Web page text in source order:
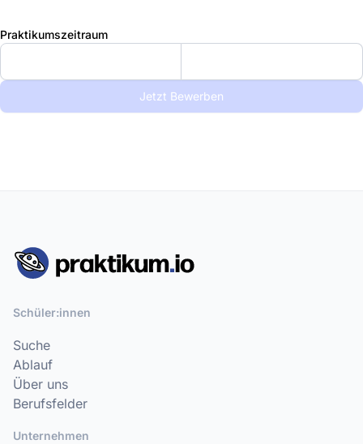
Praktikumszeitraum
Jetzt Bewerben
Schüler:innen
Suche
Ablauf
Über uns
Berufsfelder
Unternehmen